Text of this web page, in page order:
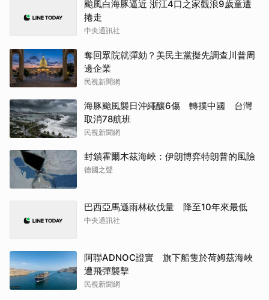
颱風白海豚逼近 浙江4口之家觀浪9歲童遭
捲走
中央通訊社
奪回眾院就彈劾？美民主黨擬先調查川普周
邊企業
民視新聞網
海豚颱風襲日沖繩釀6傷 轉撲中國 台灣
取消78航班
民視新聞網
封鎖霍爾木茲海峽：伊朗博弈特朗普的風險
德國之聲
巴西亞馬遜雨林砍伐量 降至10年來最低
中央通訊社
阿聯ADNOC證實 旗下船隻於荷姆茲海峽
遭飛彈襲擊
民視新聞網